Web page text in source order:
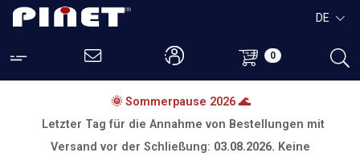
0
DE
🌞 Sommerpause 2026 🌊
Letzter Tag für die Annahme von Bestellungen mit
Versand vor der Schließung: 03.08.2026. Keine